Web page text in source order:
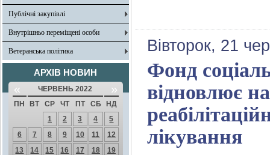
Публічні закупівлі
Внутрішньо переміщені особи
Ветеранська політика
АРХІВ НОВИН
« ЧЕРВЕНЬ 2022 »
ПН ВТ СР ЧТ ПТ СБ
НД
1
2 3 4
5
6
7 8 9 10 11
12
13
14 15 16 17 18
19
Вівторок, 21
Фонд
відновлює
лікування